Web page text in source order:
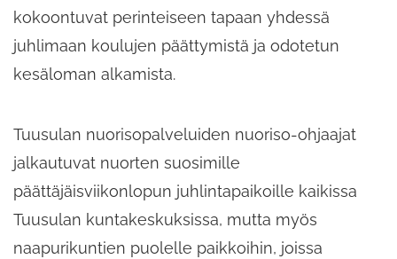
kokoontuvat perinteiseen tapaan yhdessä
juhlimaan koulujen päättymistä ja odotetun
kesäloman alkamista.
Tuusulan nuorisopalveluiden nuoriso-ohjaajat
jalkautuvat nuorten suosimille
päättäjäisviikonlopun juhlintapaikoille kaikissa
Tuusulan kuntakeskuksissa, mutta myös
naapurikuntien puolelle paikkoihin, joissa